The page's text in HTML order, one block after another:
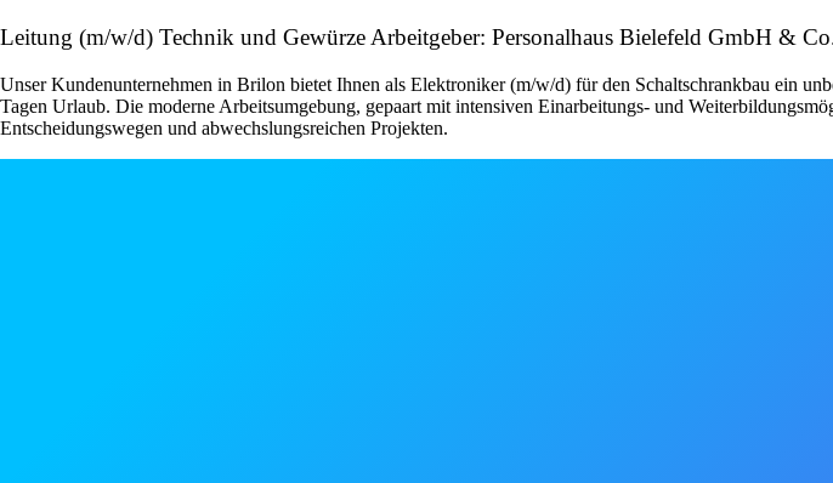
Leitung (m/w/d) Technik und Gewürze Arbeitgeber: Personalhaus Bielefeld GmbH &
Unser Kundenunternehmen in Brilon bietet Ihnen als Elektroniker (m/w/d) für den Schaltschrankbau ein
Tagen Urlaub. Die moderne Arbeitsumgebung, gepaart mit intensiven Einarbeitungs- und
Entscheidungswegen und abwechslungsreichen Projekten.